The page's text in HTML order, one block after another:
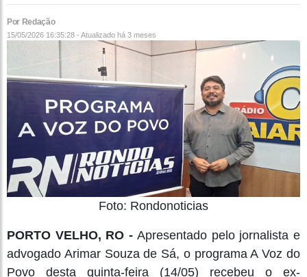
Por Redação
15/05/2026 16:35:28 - Atualizado há 3 meses
Foto: Rondonoticias
PORTO VELHO, RO -Apresentado pelo jornalista e
advogado Arimar Souza de Sá, o programa A Voz do
Povo desta quinta-feira (14/05) recebeu o ex-